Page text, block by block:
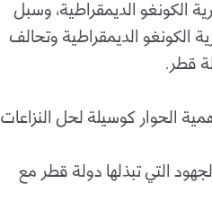
الكونغو الديمقراطية، وسبل
الكونغو الديمقراطية وتحالف
الحوار كوسيلة لحل النزاعات
التي تبذلها دولة قطر مع